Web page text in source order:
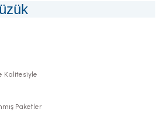
Kalitesiyle
Paketler